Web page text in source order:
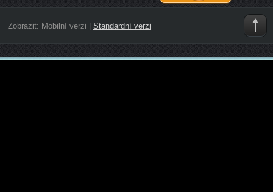
Zobrazit: Mobilní verzi Standardní verzi